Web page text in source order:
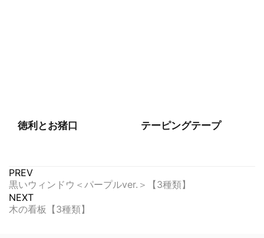
徳利とお猪口 テーピングテープ
PREV
黒いウィンドウ＜パープルver.＞【3種類】
NEXT
木の看板【3種類】